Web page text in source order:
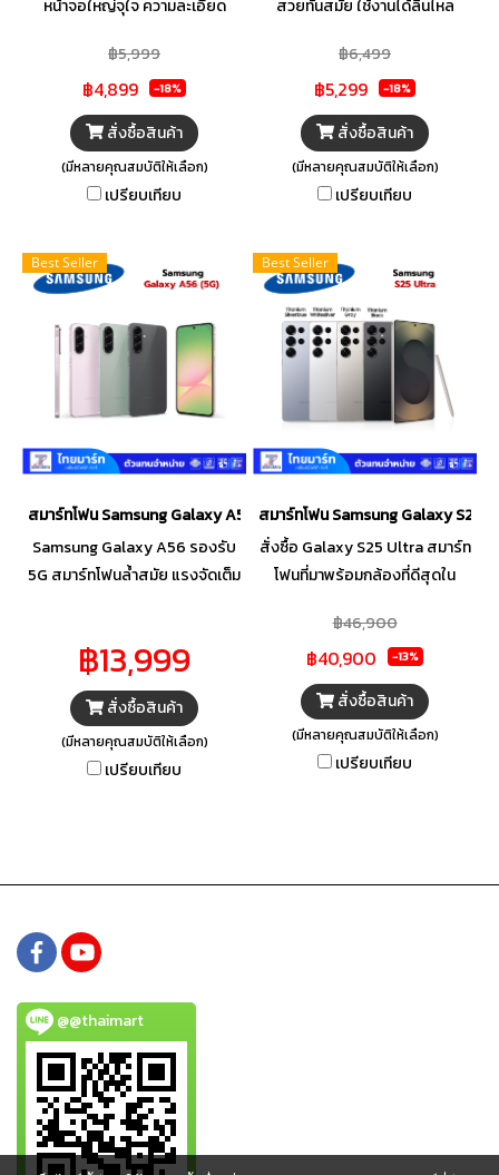
หน้าจอใหญ่จุใจ ความละเอียด
เพลิน พร้อมกล้องถ่ายภาพสวย
ความละเอียดคมชัดและมาพร้อม
กับแบตเตอรี่ที่ใหญ่ใช้งานได้
ตลอดทั้งวัน
฿5,999
฿4,899 -18%
สั่งซื้อสินค้า
(มีหลายคุณสมบัติให้เลือก)
เปรียบเทียบ
สวยทันสมัย ใช้งานได้ลื่นไหล
มอง Sensor Zoom 3X ดีที่สุด
เมื่อรวมทั้งหมดเข้าด้วยกันจึงได้
กล้องที่ถ่ายภาพได้สนุกยิ่งขึ้น
พร้อมแบตเตอรี่ขนาดใหญ่
5,000 mAh ชาร์จไว ทันใจกว่า
เดิม สนุกได้เต็มที่ตลอดวัน
฿6,499
฿5,299 -18%
สั่งซื้อสินค้า
(มีหลายคุณสมบัติให้เลือก)
เปรียบเทียบ
Best Seller
สมาร์ทโฟน Samsung Galaxy A56 (8+128GB) (12+256GB) (5G)
Samsung Galaxy A56 รองรับ
5G สมาร์ทโฟนล้ำสมัย แรงจัดเต็ม
สำหรับทุกการใช้งาน ไม่ว่าจะ
เป็นการทำงานหรือความบันเทิง
฿13,999
สั่งซื้อสินค้า
(มีหลายคุณสมบัติให้เลือก)
เปรียบเทียบ
Best Seller
สมาร์ทโฟน Samsung Galaxy S25
สั่งซื้อ Galaxy S25 Ultra สมาร์ท
โฟนที่มาพร้อมกล้องที่ดีสุดใน
มากกว่าปากกา เปรียบเสมือนผู้
ช่วยส่วนตัว ใช้สั่งถ่ายรูป เปลี่ยน
สไลด์ แปลภาษา แต่งรูป เล่นเกม
และอีกมากมาย พร้อมด้วยกล้อง
คุณภาพสูง ถ่ายภาพสวย คมชัด
เก็บครบทุกรายละเอียด มากกว่าที่
฿46,900
฿40,900 -13%
สั่งซื้อสินค้า
(มีหลายคุณสมบัติให้เลือก)
เปรียบเทียบ
@@thaimart